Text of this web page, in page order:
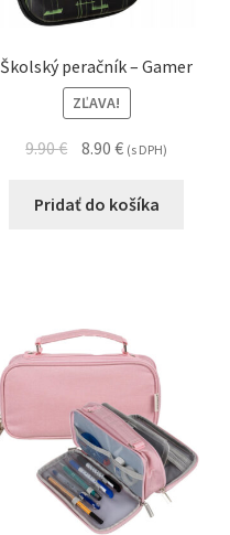
Školský peračník – Gamer
ZĽAVA!
9.90€ 8.90€ (s DPH)
Pridať do košíka